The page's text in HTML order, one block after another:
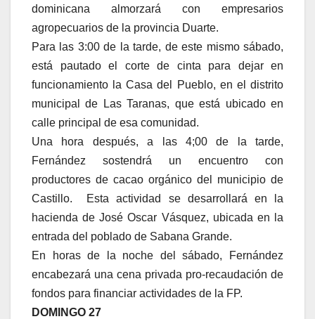
dominicana almorzará con empresarios
agropecuarios de la provincia Duarte.
Para las 3:00 de la tarde, de este mismo sábado,
está pautado el corte de cinta para dejar en
funcionamiento la Casa del Pueblo, en el distrito
municipal de Las Taranas, que está ubicado en
calle principal de esa comunidad.
Una hora después, a las 4;00 de la tarde,
Fernández sostendrá un encuentro con
productores de cacao orgánico del municipio de
Castillo. Esta actividad se desarrollará en la
hacienda de José Oscar Vásquez, ubicada en la
entrada del poblado de Sabana Grande.
En horas de la noche del sábado, Fernández
encabezará una cena privada pro-recaudación de
fondos para financiar actividades de la FP.
DOMINGO 27